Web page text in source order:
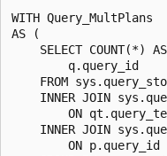
WITH Query_MultPlans
AS (
SELECT COUNT(*)
        q.query_id
FROM
INNER JOIN
ON
INNER JOIN
ON p.query_id